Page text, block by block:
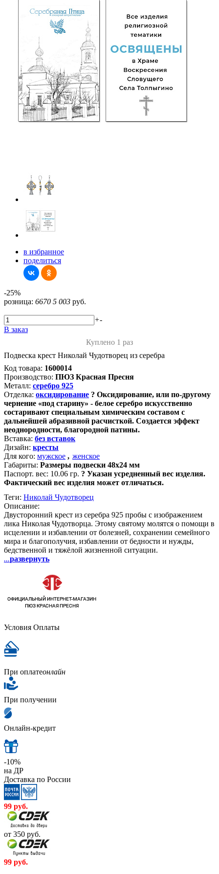
в избранное
поделиться
-25%
розница: 6670 5 003 руб.
+-
В заказ
Куплено 1 раз
Подвеска крест Николай Чудотворец из серебра
Код товара: 1600014
Производство: ПЮЗ Красная Пресня
Металл: серебро 925
Отделка: оксидирование ? Оксидирование, или по-другому
чернение «под старину» - белое серебро искусственно
состаривают специальным химическим составом с
дальнейшей абразивной расчисткой. Создается эффект
неоднородности, благородной патины.
Вставка: без вставок
Дизайн: кресты
Для кого: мужское , женское
Габариты: Размеры подвески 48х24 мм
Паспорт. вес: 10.06 гр. ? Указан усредненный вес изделия.
Фактический вес изделия может отличаться.
Теги: Николай Чудотворец
Описание:
Двусторонний крест из серебра 925 пробы с изображением
лика Николая Чудотворца. Этому святому молятся о помощи в
исцелении и избавлении от болезней, сохранении семейного
мира и благополучия, избавлении от бедности и нужды,
бедственной и тяжёлой жизненной ситуации.
...развернуть
Условия Оплаты
При оплатеонлайн
При получении
Онлайн-кредит
-10%
на ДР
Доставка по России
99 руб.
от 350 руб.
99 руб.